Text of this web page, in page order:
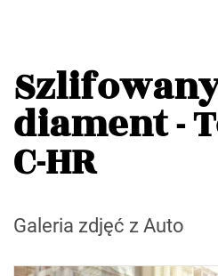
diament -
C-HR
Galeria zdjęć z Auto